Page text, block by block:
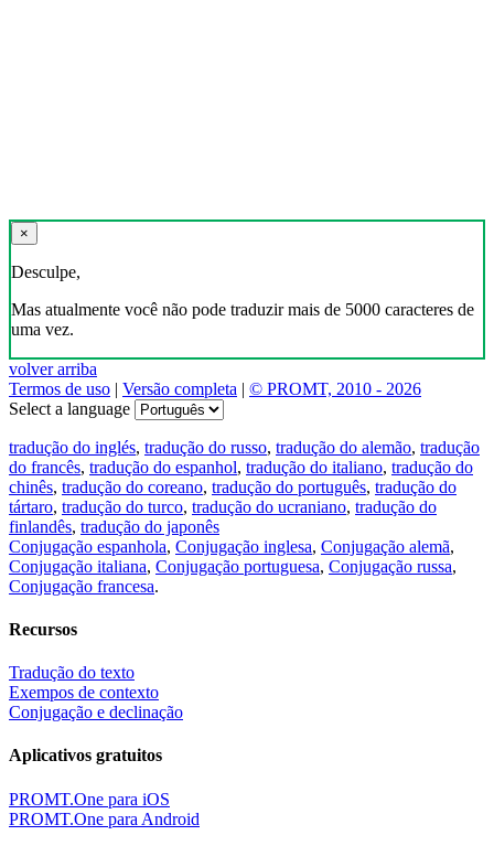
×
Desculpe,
Mas atualmente você não pode traduzir mais de 5000 caracteres de
uma vez.
volver arriba
Termos de uso | Versão completa | © PROMT, 2010 - 2026
Select a language
tradução do inglés, tradução do russo, tradução do alemão, tradução
do francês, tradução do espanhol, tradução do italiano, tradução do
chinês, tradução do coreano, tradução do português, tradução do
tártaro, tradução do turco, tradução do ucraniano, tradução do
finlandês, tradução do japonês
Conjugação espanhola, Conjugação inglesa, Conjugação alemã,
Conjugação italiana, Conjugação portuguesa, Conjugação russa,
Conjugação francesa.
Recursos
Tradução do texto
Exempos de contexto
Conjugação e declinação
Aplicativos gratuitos
PROMT.One para iOS
PROMT.One para Android